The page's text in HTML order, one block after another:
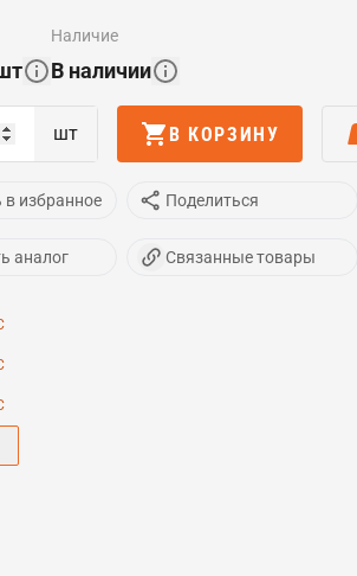
наличие
В наличии
шт В КОРЗИНУ
избранное Поделиться
аналог Связанные товары